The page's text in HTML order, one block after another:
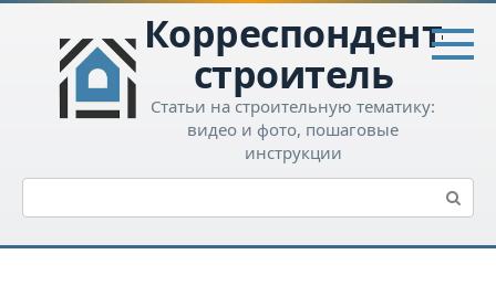
Перейти
контенту
Корреспондент-
строитель
Статьи на строительную тематику:
видео и фото, пошаговые
инструкции
Поиск: